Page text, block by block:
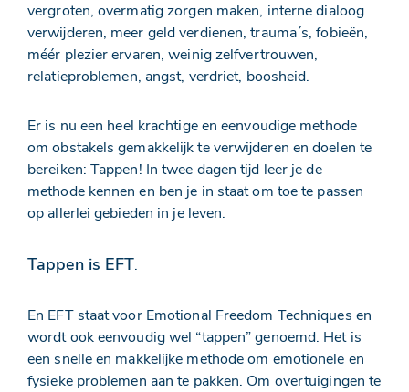
vergroten, overmatig zorgen maken, interne dialoog
verwijderen, meer geld verdienen, trauma´s, fobieën,
méér plezier ervaren, weinig zelfvertrouwen,
relatieproblemen, angst, verdriet, boosheid.
Er is nu een heel krachtige en eenvoudige methode
om obstakels gemakkelijk te verwijderen en doelen te
bereiken: Tappen! In twee dagen tijd leer je de
methode kennen en ben je in staat om toe te passen
op allerlei gebieden in je leven.
Tappen is EFT.
En EFT staat voor Emotional Freedom Techniques en
wordt ook eenvoudig wel “tappen” genoemd. Het is
een snelle en makkelijke methode om emotionele en
fysieke problemen aan te pakken. Om overtuigingen te